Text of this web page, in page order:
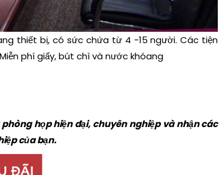
thiết bị, có sức chứa từ 4 -15 người. Các tiện
phí giấy, bút chì và nước khóang
họp hiện đại, chuyên nghiệp và nhận các
của bạn.